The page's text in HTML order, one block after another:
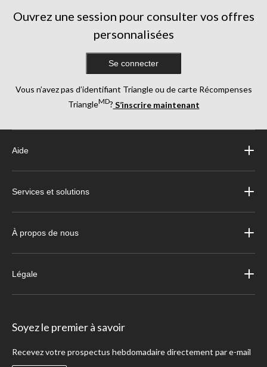
Ouvrez une session pour consulter vos offres
personnalisées
Se connecter
Vous n’avez pas d’identifiant Triangle ou de carte Récompenses
TriangleMD? S’inscrire maintenant
Aide
Services et solutions
À propos de nous
Légale
Soyez le premier à savoir
Recevez votre prospectus hebdomadaire directement par e-mail